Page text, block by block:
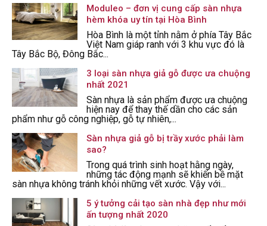
Moduleo – đơn vị cung cấp sàn nhựa
hèm khóa uy tín tại Hòa Bình
Hòa Bình là một tỉnh nằm ở phía Tây Bắc
Việt Nam giáp ranh với 3 khu vực đó là
Tây Bắc Bộ, Đông Bắc...
3 loại sàn nhựa giả gỗ được ưa chuộng
nhất 2021
Sàn nhựa là sản phẩm được ưa chuộng
hiện nay để thay thế dần cho các sản
phẩm như gỗ công nghiệp, gỗ tự nhiên,...
Sàn nhựa giả gỗ bị trầy xước phải làm
sao?
Trong quá trình sinh hoạt hằng ngày,
những tác động mạnh sẽ khiến bề mặt
sàn nhựa không tránh khỏi những vết xước. Vậy với...
5 ý tưởng cải tạo sàn nhà đẹp như mới
ấn tượng nhất 2020